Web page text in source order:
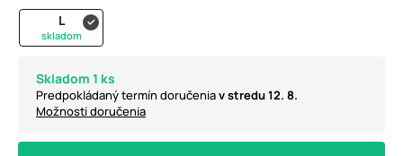
L
skladom
Skladom 1 ks
Predpokládaný termín doručeniav stredu 12. 8.
Možnosti doručenia